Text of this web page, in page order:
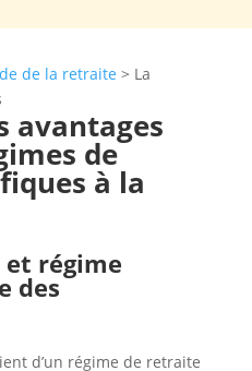
de la retraite > La
avantages
de
à la
et régime
des
d’un régime de retraite